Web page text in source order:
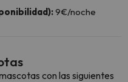
9€/noche
con las siguientes